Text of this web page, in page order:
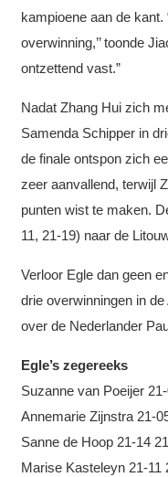
kampioene aan de
overwinning,’’ toonde
ontzettend vast.”
Nadat Zhang Hui zich
Samenda Schipper in
de finale ontspon zich
zeer aanvallend, terwijl
punten wist te maken.
11, 21-19) naar de
Verloor Egle dan geen
drie overwinningen in
over de Nederlander
Egle’s zegereeks
Suzanne van Poeijer
Annemarie Zijnstra 21-
Sanne de Hoop 21-14
Marise Kasteleyn 21-11